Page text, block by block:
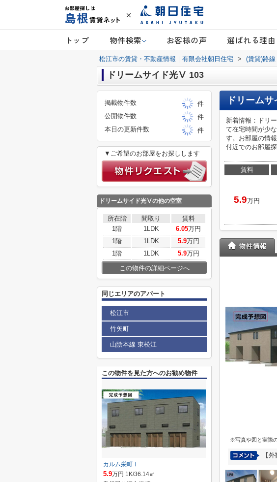
トップ 物件検索 お客様の声 選ばれる理由
松江市の賃貸・不動産情報｜有限会社朝日住宅 > (賃貸)路
ドリームサイド光Ⅴ 103
ドリーム
新着情報：ドリ
て在宅時間が少
す。お部屋の情
付近でのお部屋
賃料
5.9万円
※写真や図と実際
【
掲載物件数
件
公開物件数
件
本日の更新件数
件
▼ご希望のお部屋をお探しします
ドリームサイド光Ⅴの他の空室
所在階 間取り
賃料
1階
1LDK 6.05万円
1階
1LDK 5.9万円
1階
1LDK 5.9万円
この物件の詳細ページへ
同じエリアのアパート
松江市
竹矢町
山陰本線 東松江
この物件を見た方へのお勧め物件
カルム栄町Ⅰ
5.9万円 1K/36.14㎡